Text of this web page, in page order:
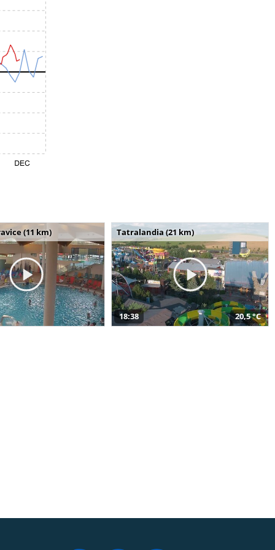
(11 km) Tatralandia (21 km)
18:38 20,5 °C